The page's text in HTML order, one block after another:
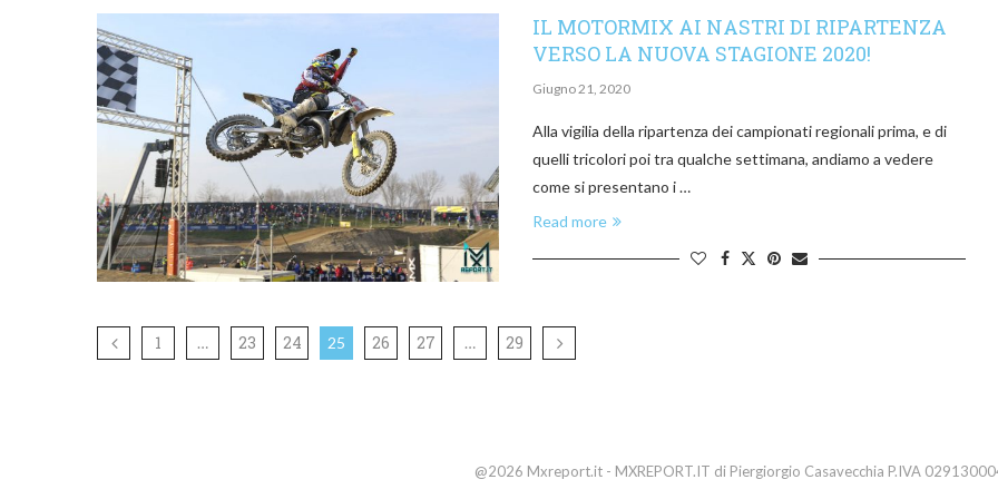
IL MOTORMIX AI NASTRI DI RIPARTENZA
VERSO LA NUOVA STAGIONE 2020!
Giugno 21, 2020
Alla vigilia della ripartenza dei campionati regionali prima, e di
quelli tricolori poi tra qualche settimana, andiamo a vedere
come si presentano i …
Read more
1 … 23 24 25 26 27 … 29
@2026 Mxreport.it - MXREPORT.IT di Piergiorgio Casavecchia P.IVA